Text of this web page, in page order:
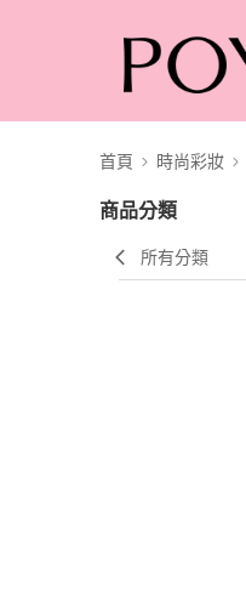
首頁 時尚彩妝
商品分類
所有分類